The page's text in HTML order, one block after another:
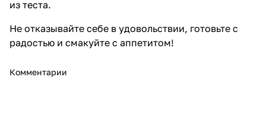
из теста.
Не отказывайте себе в удовольствии, готовьте с
радостью и смакуйте с аппетитом!
Комментарии